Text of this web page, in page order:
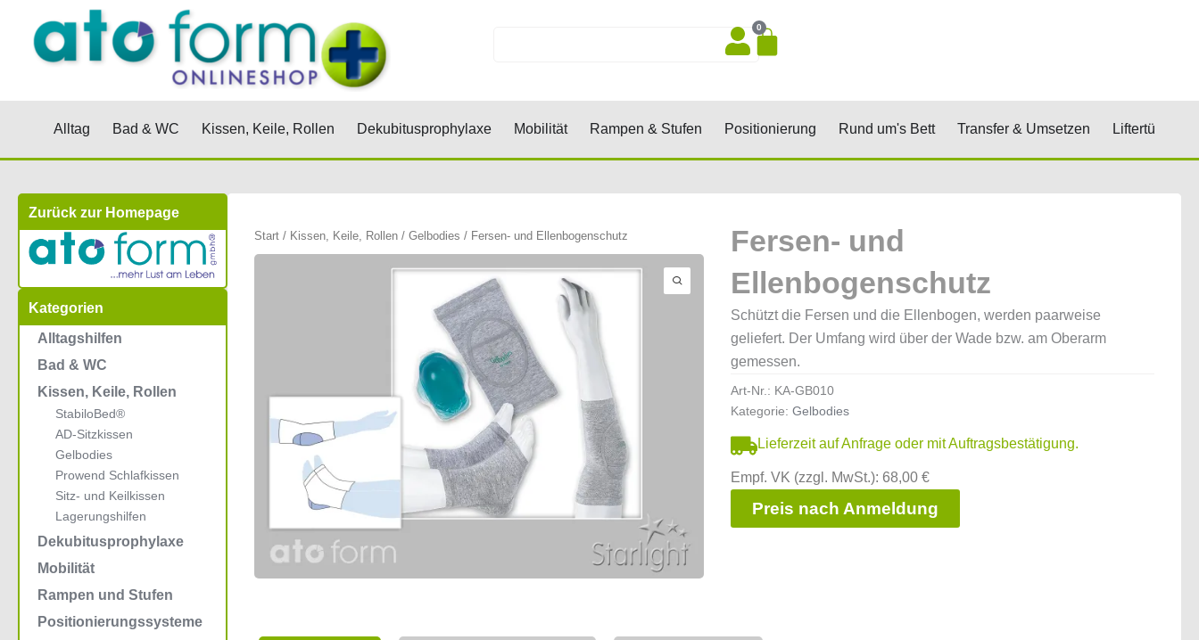
springen
0
Warenkorb
Alltag Öffne Alltag
Bad & WC Öffne Bad & WC
Kissen, Keile, Rollen Öffne Kissen, Keile, Rollen
Dekubitusprophylaxe Öffne Dekubitusprophylaxe
Mobilität Öffne Mobilität
Rampen & Stufen Öffne Rampen & Stufen
Positionierung Öffne Positionierung
Rund um's Bett Öffne Rund um's Bett
Transfer & Umsetzen Öffne Transfer
Liftertücher
Zurück zur Homepage
Kategorien
Alltagshilfen
Bad & WC
Kissen, Keile, Rollen
StabiloBed®
AD-Sitzkissen
Gelbodies
Prowend Schlafkissen
Sitz- und Keilkissen
Lagerungshilfen
Dekubitusprophylaxe
Mobilität
Rampen und Stufen
Positionierungssysteme
Start/ Kissen, Keile, Rollen/ Gelbodies / Fersen- und Ellenbogenschutz
Fersen- und
Ellenbogenschutz
Schützt die Fersen und die Ellenbogen, werden paarweise
geliefert. Der Umfang wird über der Wade bzw. am Oberarm
gemessen.
Art-Nr.: KA-GB010
Kategorie: Gelbodies
Lieferzeit auf Anfrage oder mit Auftragsbestätigung.
Empf. VK (zzgl. MwSt.): 68,00 €
Preis nach Anmeldung